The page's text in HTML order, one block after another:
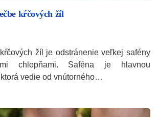
kŕčových žíl
žíl je odstránenie veľkej safény
chlopňami. Saféna je hlavnou
vedie od vnútorného…